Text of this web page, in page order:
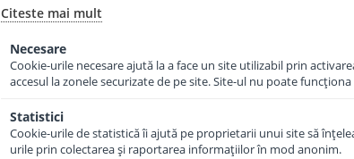
Citeste mai mult
Necesare
Cookie-urile necesare ajută la a face un site utilizabil prin
accesul la zonele securizate de pe site. Site-ul nu poate
Statistici
Cookie-urile de statistică îi ajută pe proprietarii unui site să
urile prin colectarea şi raportarea informaţiilor în mod anonim.